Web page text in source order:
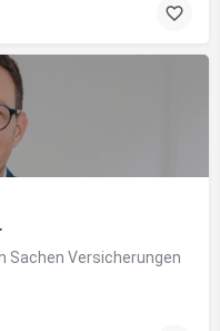
Sachen Versicherungen